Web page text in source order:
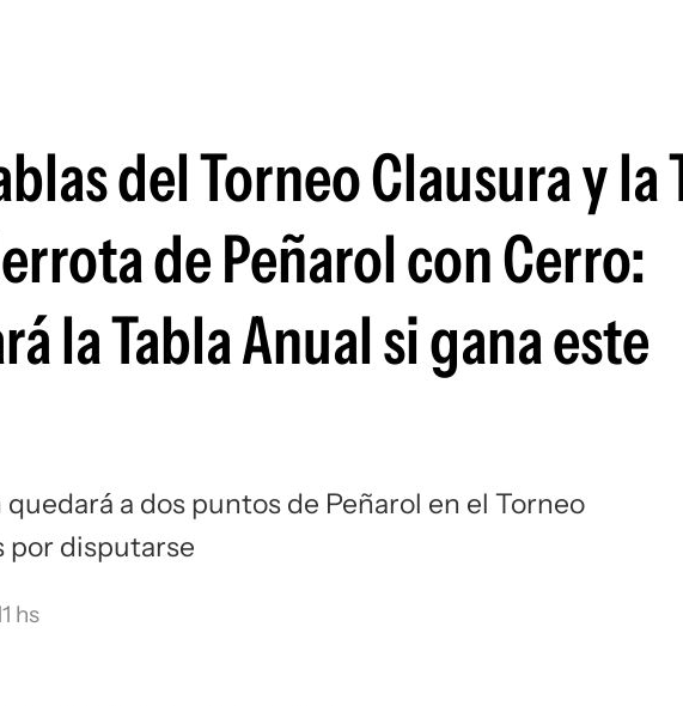
del Torneo Clausura y la
de Peñarol con Cerro:
la Tabla Anual si gana este
a dos puntos de Peñarol en el Torneo
por disputarse
hs